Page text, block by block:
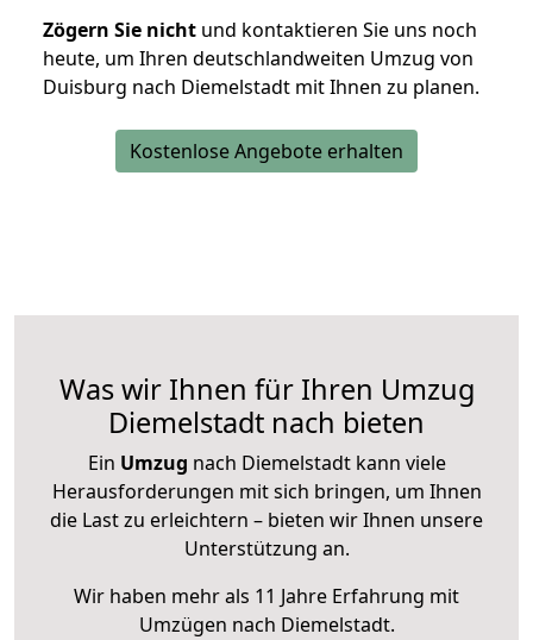
Zögern Sie nicht und kontaktieren Sie uns noch
heute, um Ihren deutschlandweiten Umzug von
Duisburg nach Diemelstadt mit Ihnen zu planen.
Kostenlose Angebote erhalten
Was wir Ihnen für Ihren Umzug
Diemelstadt nach bieten
Ein Umzug nach Diemelstadt kann viele
Herausforderungen mit sich bringen, um Ihnen
die Last zu erleichtern – bieten wir Ihnen unsere
Unterstützung an.
Wir haben mehr als 11 Jahre Erfahrung mit
Umzügen nach Diemelstadt.